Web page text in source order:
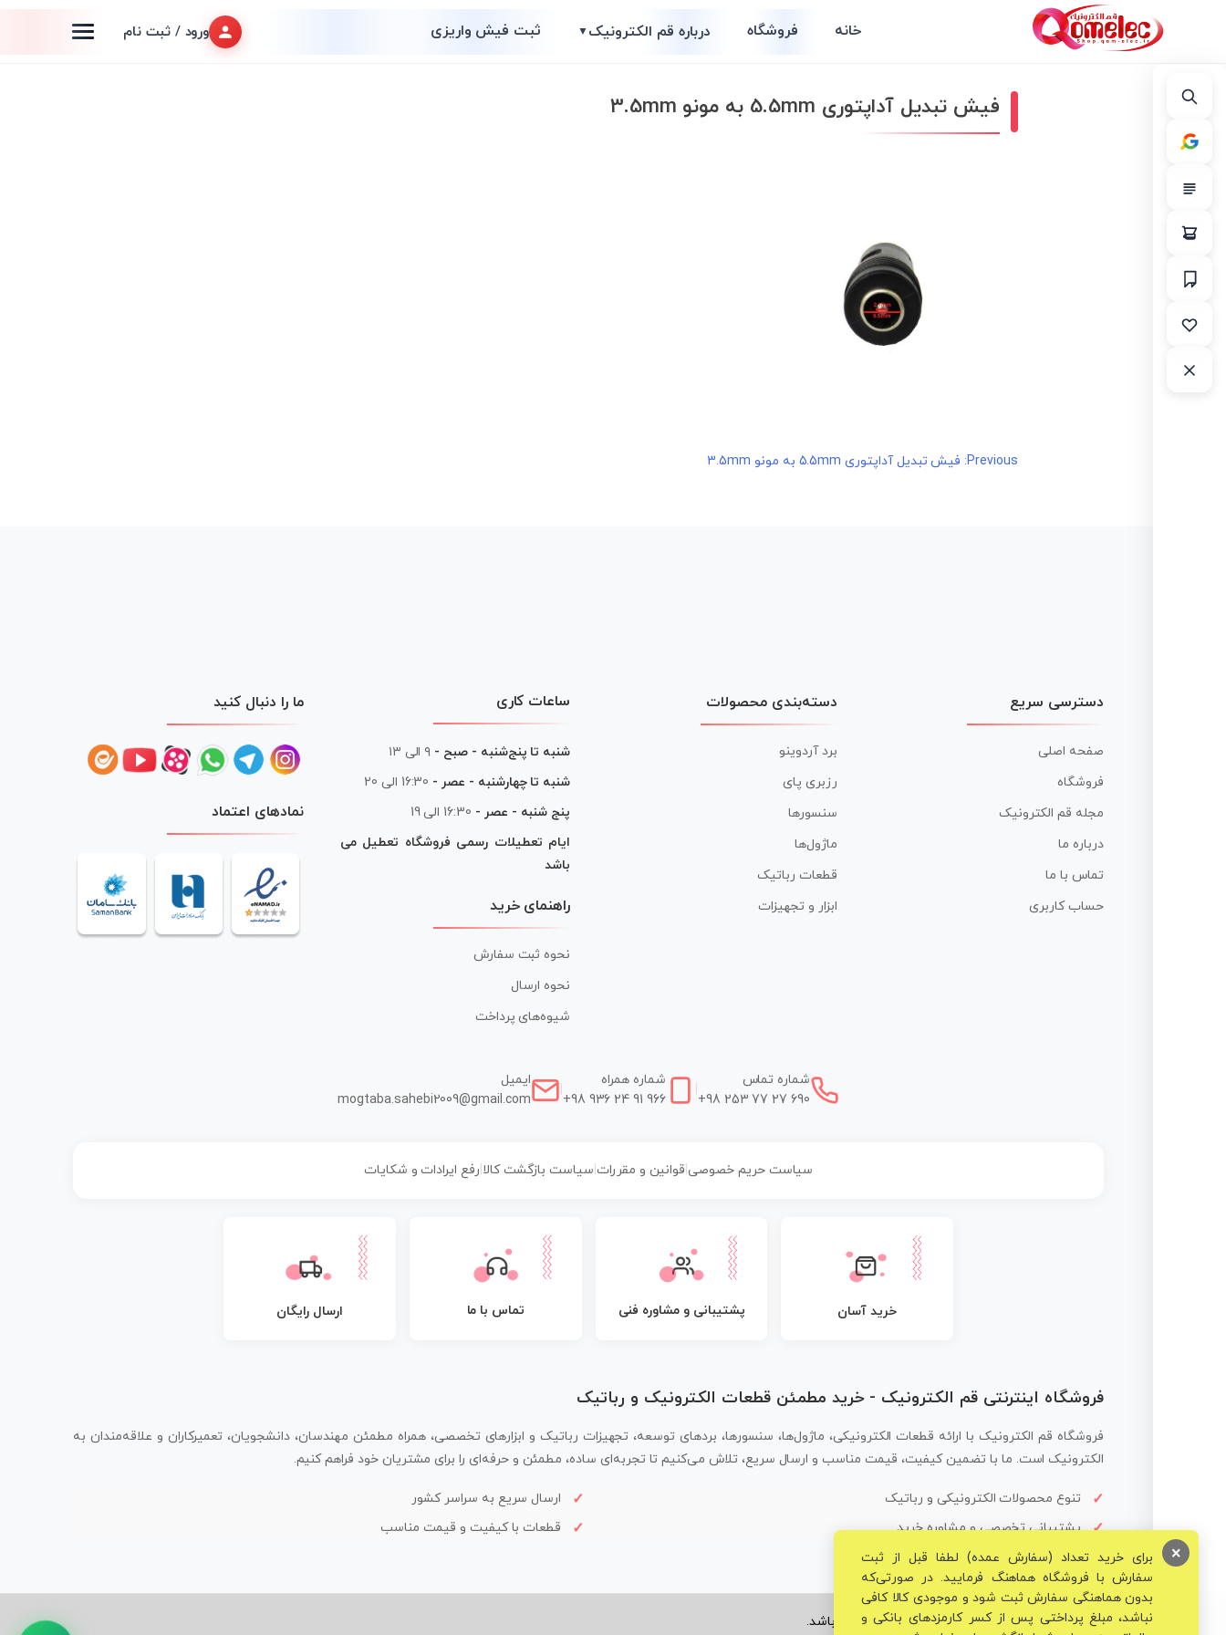
خانه فروشگاه درباره قم الکترونیک▼ ثبت فیش واریزی ورود / ثبت نام
فیش تبدیل آداپتوری 5.5mm به مونو 3.5mm
راهبری
Previous: فیش تبدیل آداپتوری 5.5mm به مونو 3.5mm
دسترسی سریع
صفحه اصلی
فروشگاه
مجله قم الکترونیک
درباره ما
تماس با ما
حساب کاربری
دسته‌بندی محصولات
برد آردوینو
رزبری پای
سنسورها
ماژول‌ها
قطعات رباتیک
ابزار و تجهیزات
ساعات کاری
شنبه تا پنج‌شنبه - صبح - ۹ الی ۱۳
شنبه تا چهارشنبه - عصر - 16:30 الی 20
پنج شنبه - عصر - 16:30 الی 19
ایام تعطیلات رسمی فروشگاه تعطیل می
باشد
راهنمای خرید
نحوه ثبت سفارش
نحوه ارسال
شیوه‌های پرداخت
ما را دنبال کنید
نمادهای اعتماد
شماره تماس
+98 253 77 27 690
شماره همراه
+98 936 24 91 966
ایمیل
mogtaba.sahebi2009@gmail.com
سیاست حریم خصوصی| قوانین و مقررات سیاست بازگشت کالا رفع ایرادات و شکایات
خرید آسان پشتیبانی و مشاوره فنی تماس با ما ارسال رایگان
فروشگاه اینترنتی قم الکترونیک - خرید مطمئن قطعات الکترونیک و رباتیک
فروشگاه قم الکترونیک با ارائه قطعات الکترونیکی، ماژول‌ها، سنسورها، بردهای توسعه، تجهیزات رباتیک و ابزارهای تخصصی، همراه مطمئن مهندسان، دانشجویان، تعمیرکاران و علاقه‌مندان به
الکترونیک است. ما با تضمین کیفیت، قیمت مناسب و ارسال سریع، تلاش می‌کنیم تا تجربه‌ای ساده، مطمئن و حرفه‌ای را برای مشتریان خود فراهم کنیم.
تنوع محصولات الکترونیکی و رباتیک
ارسال سریع به سراسر کشور
پشتیبانی تخصصی و مشاوره خرید
قطعات با کیفیت و قیمت مناسب
© تمامی حقوق برای فروشگاه تخصصی قم الکترونیک محفوظ می‌باشد.
برای خرید تعداد (سفارش عمده) لطفا قبل از ثبت
سفارش با فروشگاه هماهنگ فرمایید. در صورتی‌که
بدون هماهنگی سفارش ثبت شود و موجودی کالا کافی
نباشد، مبلغ پرداختی پس از کسر کارمزدهای بانکی و
×